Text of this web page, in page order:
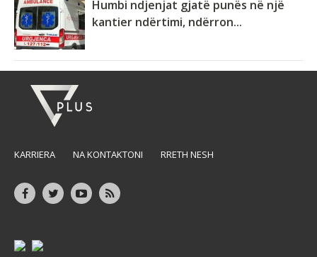
Humbi ndjenjat gjatë punës në një
kantier ndërtimi, ndërron...
KARRIERA NA KONTAKTONI RRETH NESH